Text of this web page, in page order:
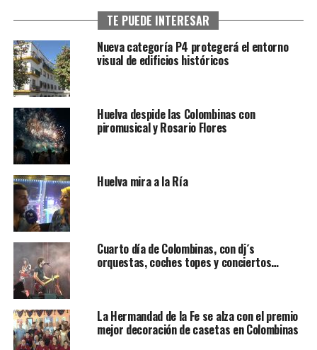
TE PUEDE INTERESAR
Nueva categoría P4 protegerá el entorno
visual de edificios históricos
Huelva despide las Colombinas con
piromusical y Rosario Flores
Huelva mira a la Ría
Cuarto día de Colombinas, con dj´s
orquestas, coches topes y conciertos…
La Hermandad de la Fe se alza con el premio
mejor decoración de casetas en Colombinas